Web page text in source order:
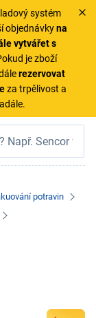
systém
objednávkyna
vytvářet s
je zboží
rezervovat
za trpělivost a
potravin